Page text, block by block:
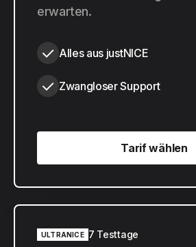
erwarten.
Alles aus justNICE
Zwangloser Support
Tarif wählen
Tarif wählen
ULTRANICE 7 Testtage